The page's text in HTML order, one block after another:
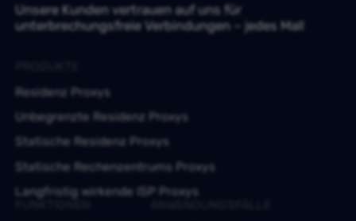
Unsere Kunden vertrauen auf uns für
unterbrechungsfreie Verbindungen – jedes Mal!
Residenz Proxys
Unbegrenzte Residenz Proxys
Statische Residenz Proxys
Statische Rechenzentrums Proxys
Langfristig wirkende ISP Proxys